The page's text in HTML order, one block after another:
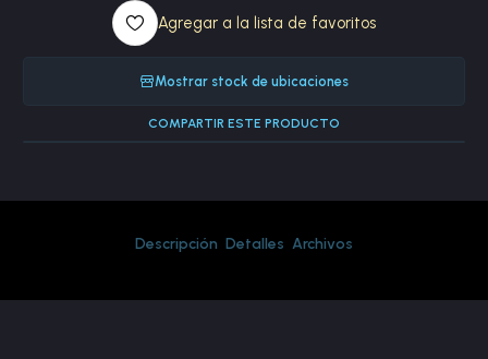
Agregar a la lista de favoritos
Mostrar stock de ubicaciones
COMPARTIR ESTE PRODUCTO
Descripción Detalles Archivos